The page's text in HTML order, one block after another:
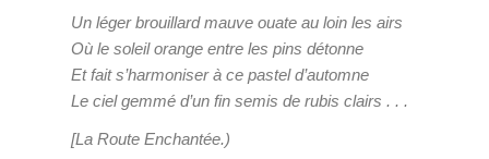
Un léger brouillard mauve ouate au loin les airs
Où le soleil orange entre les pins détonne
Et fait s’harmoniser à ce pastel d’automne
Le ciel gemmé d’un fin semis de rubis clairs . . .
[La Route Enchantée.)